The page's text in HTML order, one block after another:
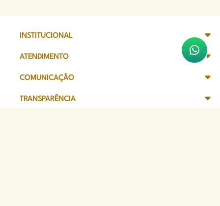
INSTITUCIONAL
ATENDIMENTO
COMUNICAÇÃO
TRANSPARÊNCIA